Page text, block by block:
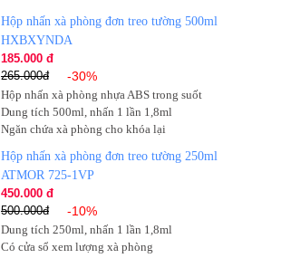
Hộp nhấn xà phòng đơn treo tường 500ml
HXBXYNDA
185.000 đ
265.000đ
-30%
Hộp nhấn xà phòng nhựa ABS trong suốt
Dung tích 500ml, nhấn 1 lần 1,8ml
Ngăn chứa xà phòng cho khóa lại
Hộp nhấn xà phòng đơn treo tường 250ml
ATMOR 725-1VP
450.000 đ
500.000đ
-10%
Dung tích 250ml, nhấn 1 lần 1,8ml
Có cửa sổ xem lượng xà phòng